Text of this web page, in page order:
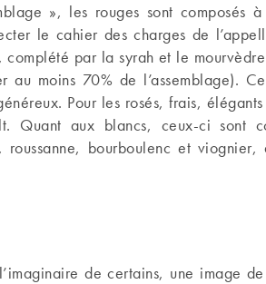
», les rouges sont composés
le cahier des charges de
par la syrah et le mourvèdre
moins 70% de l’assemblage).
Pour les rosés, frais,
Quant aux blancs, ceux-ci sont
bourboulenc et viognier,
de certains, une image